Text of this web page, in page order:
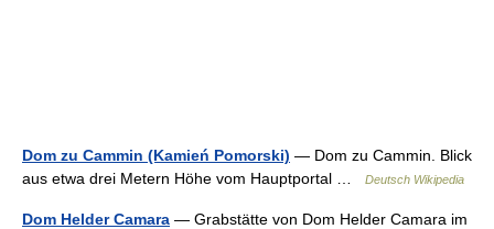
Dom zu Cammin (Kamień Pomorski) — Dom zu Cammin. Blick
aus etwa drei Metern Höhe vom Hauptportal …
Deutsch Wikipedia
Dom Helder Camara — Grabstätte von Dom Helder Camara im